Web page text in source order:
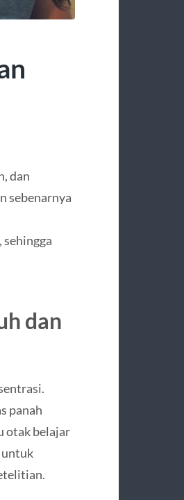
dan
sebenarnya
dan
panah
otak belajar
untuk